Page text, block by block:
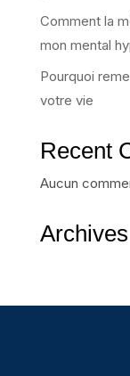
Comment la
mon mental
Pourquoi
votre vie
Recent
Aucun
Archives